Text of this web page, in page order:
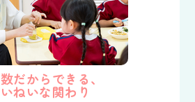
だからできる、
ねいな関わり